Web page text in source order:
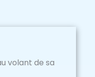
volant de sa